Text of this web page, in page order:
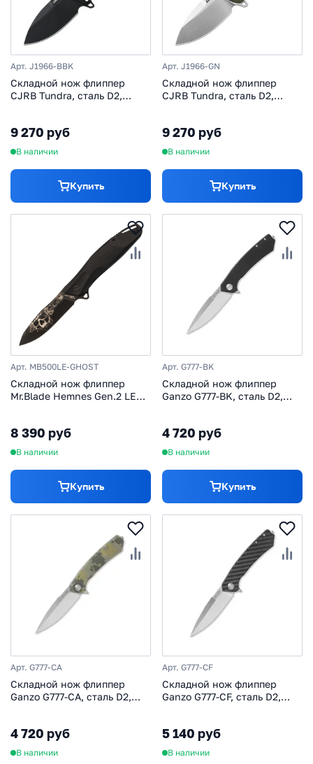
Арт. J1966-BBK
Складной нож флиппер
CJRB Tundra, сталь D2,
9 270 руб
В наличии
Купить
Арт. J1966-GN
Складной нож флиппер
CJRB Tundra, сталь D2,
9 270 руб
В наличии
Купить
Арт. MB500LE-GHOST
Складной нож флиппер
Mr.Blade Hemnes Gen.2 LE
8 390 руб
В наличии
Купить
Арт. G777-BK
Складной нож флиппер
Ganzo G777-BK, сталь D2,
4 720 руб
В наличии
Купить
Арт. G777-CA
Складной нож флиппер
Ganzo G777-CA, сталь D2,
4 720 руб
В наличии
Арт. G777-CF
Складной нож флиппер
Ganzo G777-CF, сталь D2,
5 140 руб
В наличии